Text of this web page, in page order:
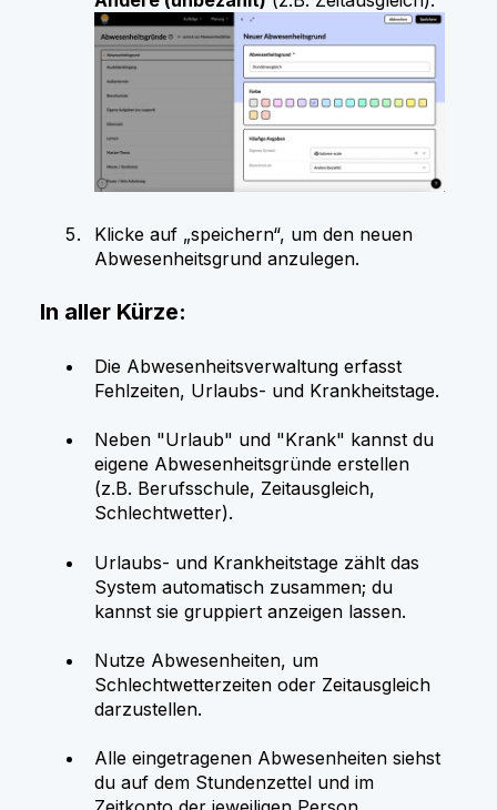
Klicke auf „speichern“, um den neuen
Abwesenheitsgrund anzulegen.
In aller Kürze:
Die Abwesenheitsverwaltung erfasst
Fehlzeiten, Urlaubs- und Krankheitstage.
Neben "Urlaub" und "Krank" kannst du
eigene Abwesenheitsgründe erstellen
(z.B. Berufsschule, Zeitausgleich,
Schlechtwetter).
Urlaubs- und Krankheitstage zählt das
System automatisch zusammen; du
kannst sie gruppiert anzeigen lassen.
Nutze Abwesenheiten, um
Schlechtwetterzeiten oder Zeitausgleich
darzustellen.
Alle eingetragenen Abwesenheiten siehst
du auf dem Stundenzettel und im